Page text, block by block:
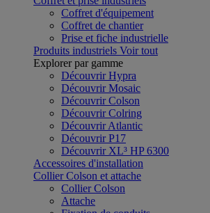
Coffret d'équipement
Coffret de chantier
Prise et fiche industrielle
Produits industriels Voir tout
Explorer par gamme
Découvrir Hypra
Découvrir Mosaic
Découvrir Colson
Découvrir Colring
Découvrir Atlantic
Découvrir P17
Découvrir XL³ HP 6300
Accessoires d'installation
Collier Colson et attache
Collier Colson
Attache